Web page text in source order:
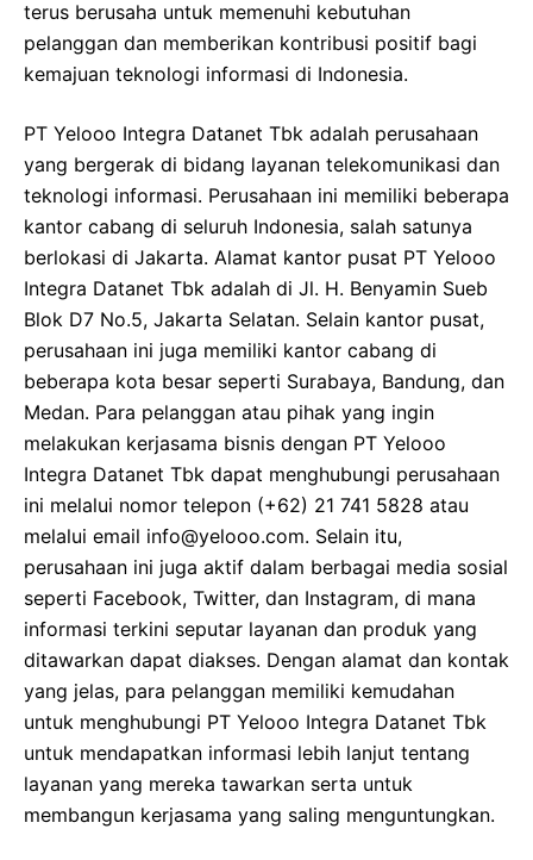
terus berusaha untuk memenuhi kebutuhan
pelanggan dan memberikan kontribusi positif bagi
kemajuan teknologi informasi di Indonesia.
PT Yelooo Integra Datanet Tbk adalah perusahaan
yang bergerak di bidang layanan telekomunikasi dan
teknologi informasi. Perusahaan ini memiliki beberapa
kantor cabang di seluruh Indonesia, salah satunya
berlokasi di Jakarta. Alamat kantor pusat PT Yelooo
Integra Datanet Tbk adalah di Jl. H. Benyamin Sueb
Blok D7 No.5, Jakarta Selatan. Selain kantor pusat,
perusahaan ini juga memiliki kantor cabang di
beberapa kota besar seperti Surabaya, Bandung, dan
Medan. Para pelanggan atau pihak yang ingin
melakukan kerjasama bisnis dengan PT Yelooo
Integra Datanet Tbk dapat menghubungi perusahaan
ini melalui nomor telepon (+62) 21 741 5828 atau
melalui email info@yelooo.com. Selain itu,
perusahaan ini juga aktif dalam berbagai media sosial
seperti Facebook, Twitter, dan Instagram, di mana
informasi terkini seputar layanan dan produk yang
ditawarkan dapat diakses. Dengan alamat dan kontak
yang jelas, para pelanggan memiliki kemudahan
untuk menghubungi PT Yelooo Integra Datanet Tbk
untuk mendapatkan informasi lebih lanjut tentang
layanan yang mereka tawarkan serta untuk
membangun kerjasama yang saling menguntungkan.